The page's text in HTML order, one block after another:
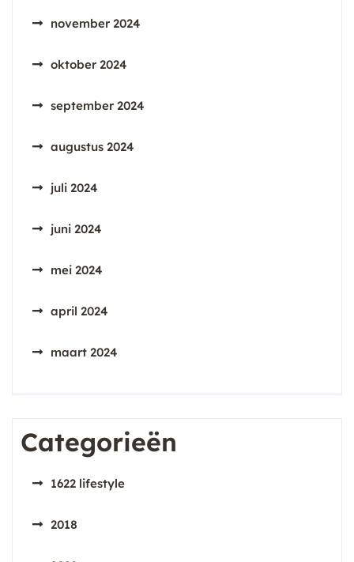
november 2024
oktober 2024
september 2024
augustus 2024
juli 2024
juni 2024
mei 2024
april 2024
maart 2024
Categorieën
1622 lifestyle
2018